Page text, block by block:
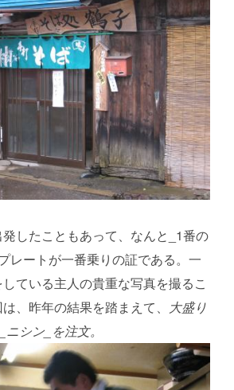
したこともあって、なんと_1番の
レートが一番乗りの証である。一
ている主人の貴重な写真を撮るこ
、昨年の結果を踏まえて、
大盛り
ニシン_を注文。